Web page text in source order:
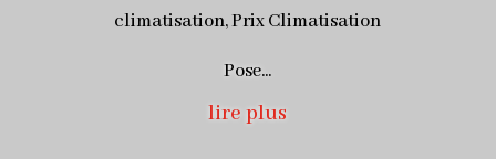
climatisation,Prix Climatisation
Pose...
lire plus